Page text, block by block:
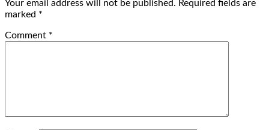
Your email address will not be published. Required fields are
marked *
Comment *